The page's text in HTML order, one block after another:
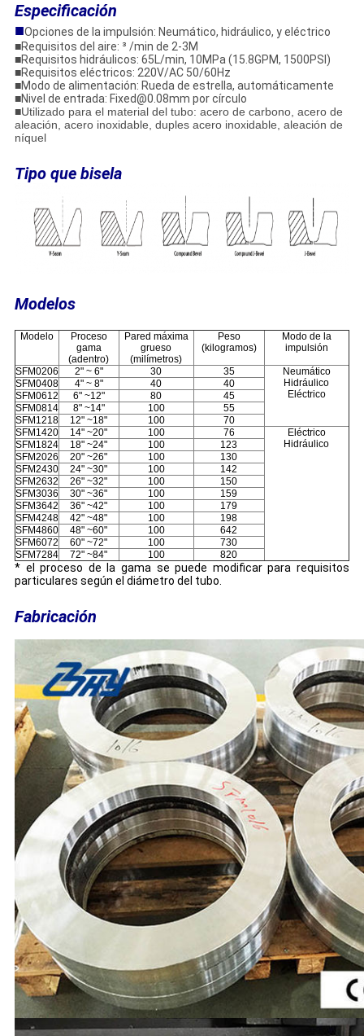
Especificación
■Opciones de la impulsión: Neumático, hidráulico, y eléctrico
■Requisitos del aire: ³ /min de 2-3M
■Requisitos hidráulicos: 65L/min, 10MPa (15.8GPM, 1500PSI)
■Requisitos eléctricos: 220V/AC 50/60Hz
■Modo de alimentación: Rueda de estrella, automáticamente
■Nivel de entrada: Fixed@0.08mm por círculo
■Utilizado para el material del tubo: acero de carbono, acero de
aleación, acero inoxidable, duples acero inoxidable, aleación de
níquel
Tipo que bisela
Modelos
Modelo
Proceso
gama
(adentro)
Pared máxima
grueso
(milímetros)
Peso
(kilogramos)
Modo de la
impulsión
SFM0206 2" ~ 6" 30 35
Neumático
Hidráulico
Eléctrico
SFM0408 4" ~ 8" 40
40
SFM0612
6" ~12" 80
45
SFM0814
8" ~14" 100
55
SFM1218
12" ~18" 100
70
SFM1420
14" ~20" 100 76
Eléctrico
Hidráulico
SFM1824 18" ~24" 100
123
SFM2026
20" ~26" 100
130
SFM2430
24" ~30" 100
142
SFM2632
26" ~32" 100
150
SFM3036
30" ~36" 100
159
SFM3642
36" ~42" 100
179
SFM4248
42" ~48" 100
198
SFM4860
48" ~60" 100
642
SFM6072
60" ~72" 100
730
SFM7284
72" ~84" 100 820
* el proceso de la gama se puede modificar para requisitos
particulares según el diámetro del tubo.
Fabricación